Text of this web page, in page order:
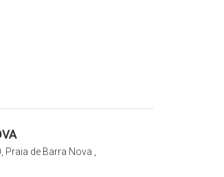
Praia de Barra Nova ,